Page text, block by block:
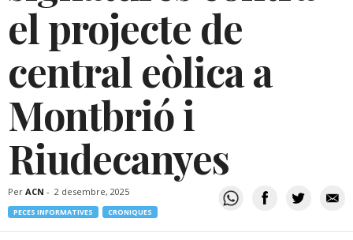
el projecte de
central eòlica a
Montbrió i
Riudecanyes
Per ACN - 2 desembre, 2025
PECES INFORMATIVES CRONIQUES